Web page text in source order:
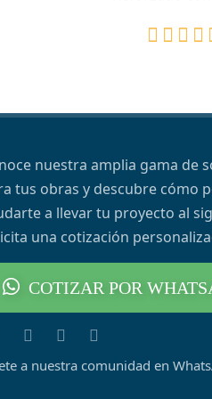
nuestra amplia gama de
tus obras y descubre cómo
a llevar tu proyecto al
una cotización
COTIZAR POR
a nuestra comunidad en